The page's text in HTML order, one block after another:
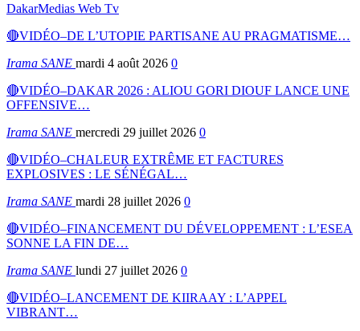
DakarMedias Web Tv
🔴VIDÉO–DE L’UTOPIE PARTISANE AU PRAGMATISME…
Irama SANE mardi 4 août 2026 0
🔴VIDÉO–DAKAR 2026 : ALIOU GORI DIOUF LANCE UNE
OFFENSIVE…
Irama SANE mercredi 29 juillet 2026 0
🔴VIDÉO–CHALEUR EXTRÊME ET FACTURES
EXPLOSIVES : LE SÉNÉGAL…
Irama SANE mardi 28 juillet 2026 0
🔴VIDÉO–FINANCEMENT DU DÉVELOPPEMENT : L’ESEA
SONNE LA FIN DE…
Irama SANE lundi 27 juillet 2026 0
🔴VIDÉO–LANCEMENT DE KIIRAAY : L’APPEL
VIBRANT…